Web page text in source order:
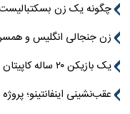
چگونه یک زن
زن جنجالی انگلیس و
یک بازیکن ۲۰ ساله کاپیتان جدید استقلال
عقب‌نشینی اینفانتینو؛